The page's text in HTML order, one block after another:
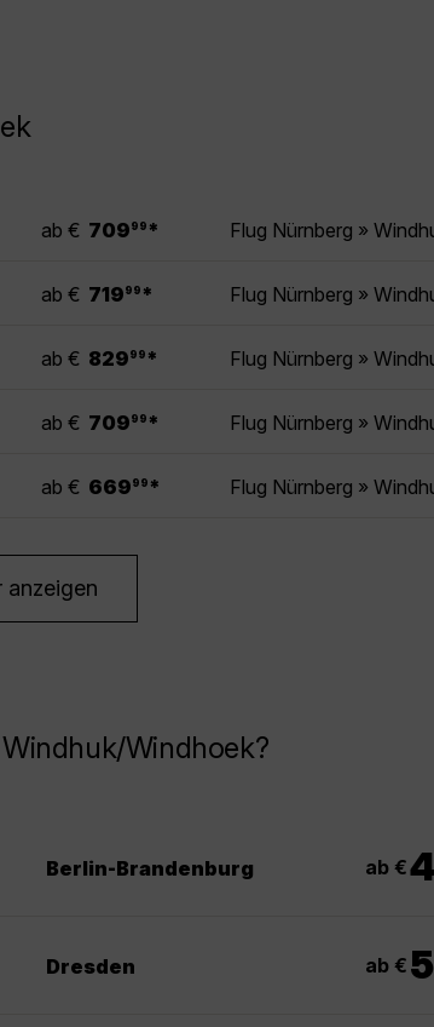
ab € 709 99 * Flug Nürnberg »
ab € 719 99 * Flug Nürnberg »
ab € 829 99 * Flug Nürnberg »
ab € 709 99 * Flug Nürnberg »
ab € 669 99 * Flug Nürnberg »
anzeigen
Windhoek?
Berlin-Brandenburg ab €
Dresden ab €